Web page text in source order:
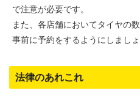
で注意が必要です。
また、各店舗においてタイヤの
事前に予約をするようにしましょ
法律のあれこれ